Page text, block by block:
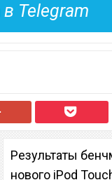
в Telegram
Результаты
нового iPod